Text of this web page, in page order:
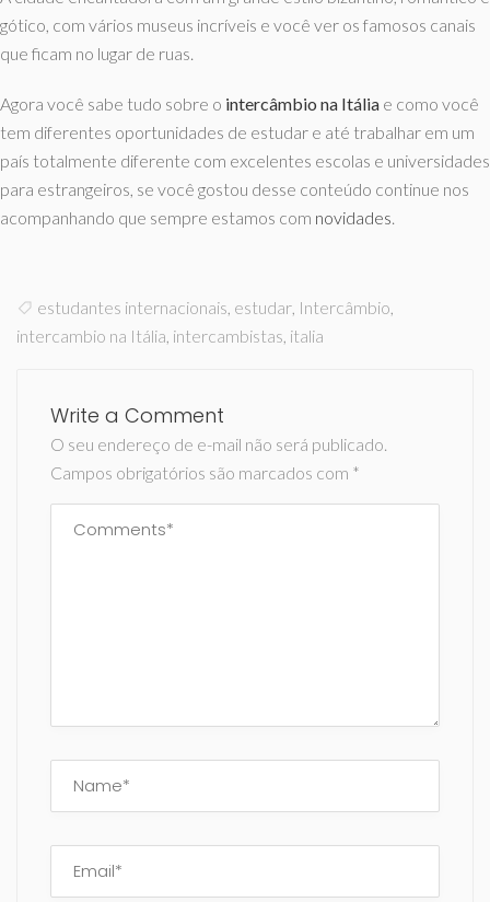
gótico, com vários museus incríveis e você ver os famosos canais
que ficam no lugar de ruas.
Agora você sabe tudo sobre o intercâmbio na Itália e como você
tem diferentes oportunidades de estudar e até trabalhar em um
país totalmente diferente com excelentes escolas e universidades
para estrangeiros, se você gostou desse conteúdo continue nos
acompanhando que sempre estamos com novidades.
estudantes internacionais, estudar, Intercâmbio,
intercambio na Itália, intercambistas, italia
Write a Comment
O seu endereço de e-mail não será publicado.
Campos obrigatórios são marcados com *